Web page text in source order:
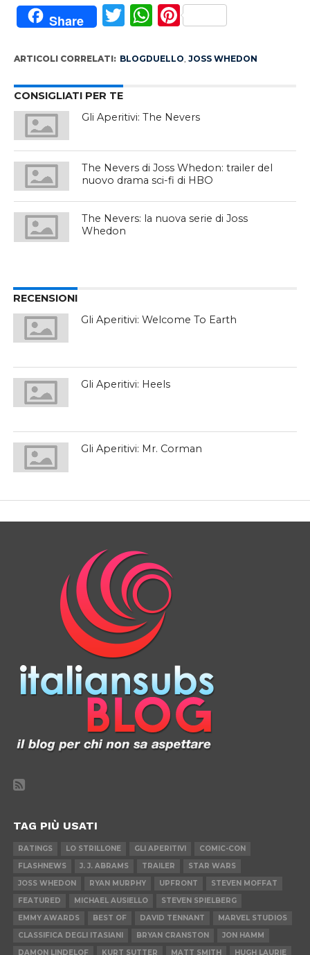
Share Twitter
WhatsApp
Pinterest
ARTICOLI CORRELATI: BLOGDUELLO JOSS WHEDON
CONSIGLIATI PER TE
Gli Aperitivi: The Nevers
The Nevers di Joss Whedon: trailer del
nuovo drama sci-fi di HBO
The Nevers: la nuova serie di Joss
Whedon
RECENSIONI
Gli Aperitivi: Welcome To Earth
Gli Aperitivi: Heels
Gli Aperitivi: Mr. Corman
TAG PIÙ USATI
RATINGS LO STRILLONE GLI APERITIVI
COMIC-CON
FLASHNEWS
J. J. ABRAMS TRAILER
STAR WARS
JOSS WHEDON
RYAN MURPHY UPFRONT
STEVEN MOFFAT
FEATURED
MICHAEL AUSIELLO
STEVEN SPIELBERG
EMMY AWARDS
BEST OF DAVID TENNANT
MARVEL STUDIOS
CLASSIFICA DEGLI ITASIANI
BRYAN CRANSTON
JON HAMM
DAMON LINDELOF
KURT SUTTER MATT SMITH HUGH LAURIE